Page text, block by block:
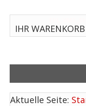
IHR
Aktuelle Seite: